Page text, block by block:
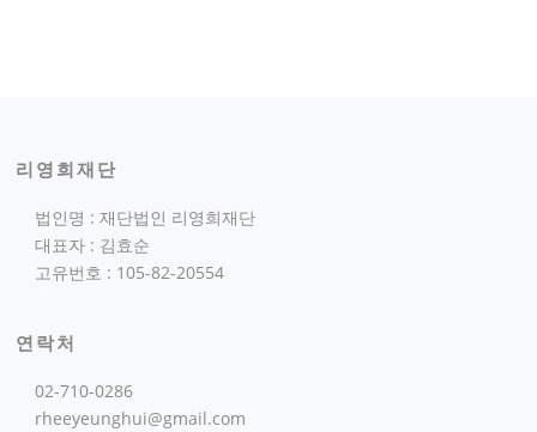
리영희재단
법인명 : 재단법인 리영희재단
대표자 : 김효순
고유번호 : 105-82-20554
연락처
02-710-0286
rheeyeunghui@gmail.com